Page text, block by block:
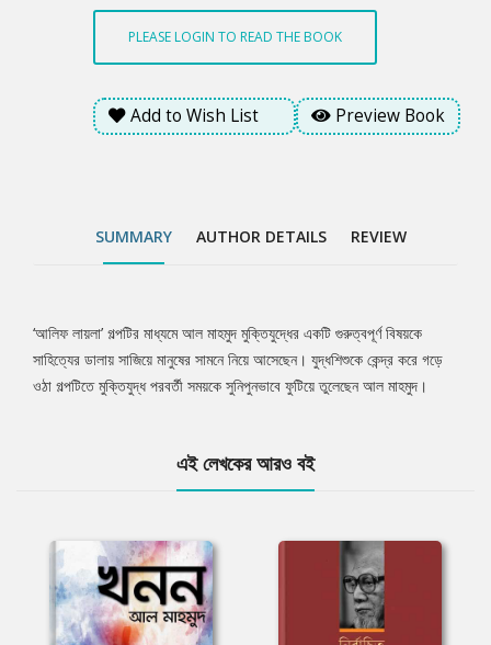
PLEASE LOGIN TO READ THE BOOK
Add to Wish List Preview Book
SUMMARY AUTHOR DETAILS REVIEW
Tab
Article
‘আলিফ লায়লা’ গল্পটির মাধ্যমে আল মাহমুদ মুক্তিযুদ্ধের একটি গুরুত্বপূর্ণ বিষয়কে
সাহিত্যের ডালায় সাজিয়ে মানুষের সামনে নিয়ে আসেছেন। যুদ্ধশিশুকে কেন্দ্র করে গড়ে
ওঠা গল্পটিতে মুক্তিযুদ্ধ পরবর্তী সময়কে সুনিপুনভাবে ফুটিয়ে তুলেছেন আল মাহমুদ।
এই লেখকের আরও বই